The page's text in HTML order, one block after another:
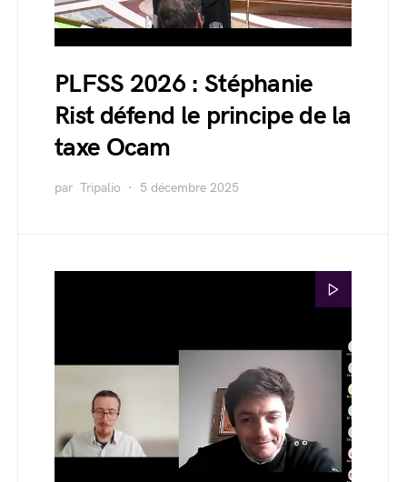
PLFSS 2026 : Stéphanie
Rist défend le principe de la
taxe Ocam
par Tripalio 5 décembre 2025